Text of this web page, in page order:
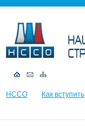
НССО Как вступить